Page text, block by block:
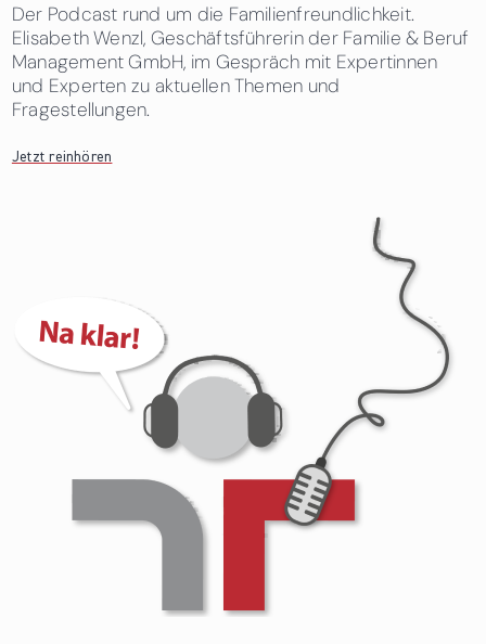
Der Podcast rund um die Familienfreundlichkeit.
Elisabeth Wenzl, Geschäftsführerin der Familie & Beruf
Management GmbH, im Gespräch mit Expertinnen
und Experten zu aktuellen Themen und
Fragestellungen.
Jetzt reinhören